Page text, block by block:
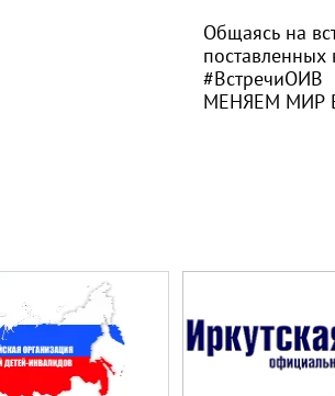
Общаясь на
#ВстречиОИВ
МЕНЯЕМ МИР